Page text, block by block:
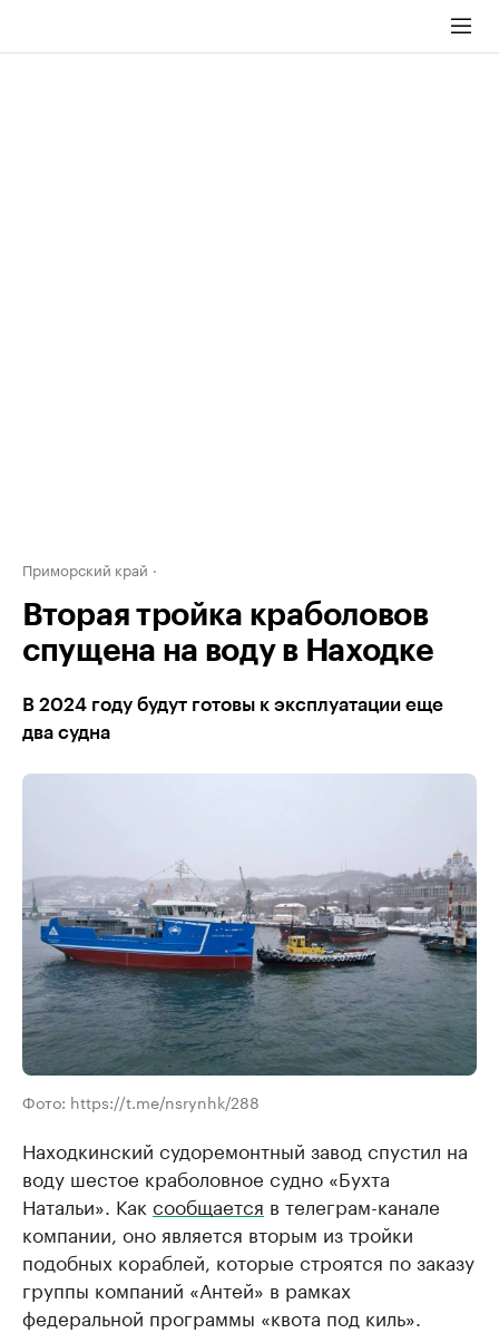
Приморский край
Вторая тройка краболовов
спущена на воду в Находке
В 2024 году будут готовы к эксплуатации еще
два судна
Фото: https://t.me/nsrynhk/288
Находкинский судоремонтный завод спустил на
воду шестое краболовное судно «Бухта
Натальи». Как сообщается в телеграм-канале
компании, оно является вторым из тройки
подобных кораблей, которые строятся по заказу
группы компаний «Антей» в рамках
федеральной программы «квота под киль».